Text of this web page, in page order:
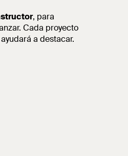
, para
Cada proyecto
a destacar.